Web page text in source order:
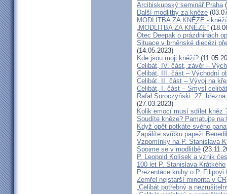
Arcibiskupský seminář Praha
Další modlitby za kněze
MODLITBA ZA KNĚZE -
„MODLITBA ZA KNĚZE“
Otec Deepak o prázdninách
Situace v brněnské diecézi
(14.05.2023)
Kde jsou moji kněží?
Celibát, IV. část, závěr –
Celibát, III. část – Východní
Celibát, II. část – Vývoj na
Celibát, I. část – Smysl
Rafał Soroczyński: 27.
(27.03.2023)
Kolik emocí musí sdílet kněz
Soudíte kněze? Pamatujte
Když opět potkáte svého
Zapálíte svíčku papeži
Vzpomínky na P. Stanislava
Spojme se v modlitbě
P. Leopold Kolísek a vznik
100 let P. Stanislava Krátkého
Prezentace knihy o P. Filipovi
Zemřel nejstarší minorita v ČR
„Celibát potřebný a